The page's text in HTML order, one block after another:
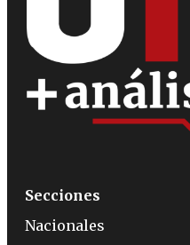
Secciones
Nacionales